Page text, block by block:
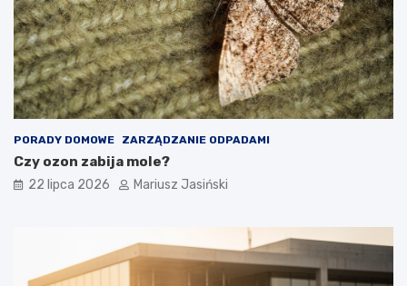
PORADY DOMOWE ZARZĄDZANIE ODPADAMI
Czy ozon zabija mole?
22 lipca 2026 Mariusz Jasiński